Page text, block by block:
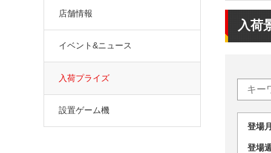
入荷
登
登
店舗情報
イベント&ニュース
入荷プライズ
設置ゲーム機